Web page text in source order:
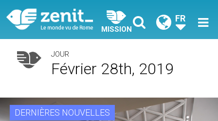
MISSION
FR
JOUR
Février 28th, 2019
DERNIÈRES NOUVELLES